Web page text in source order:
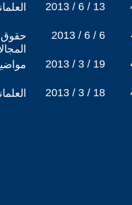
2013 / 6 / 13
حقوق
2013 / 6 / 6
2013 / 3 / 19
2013 / 3 / 18